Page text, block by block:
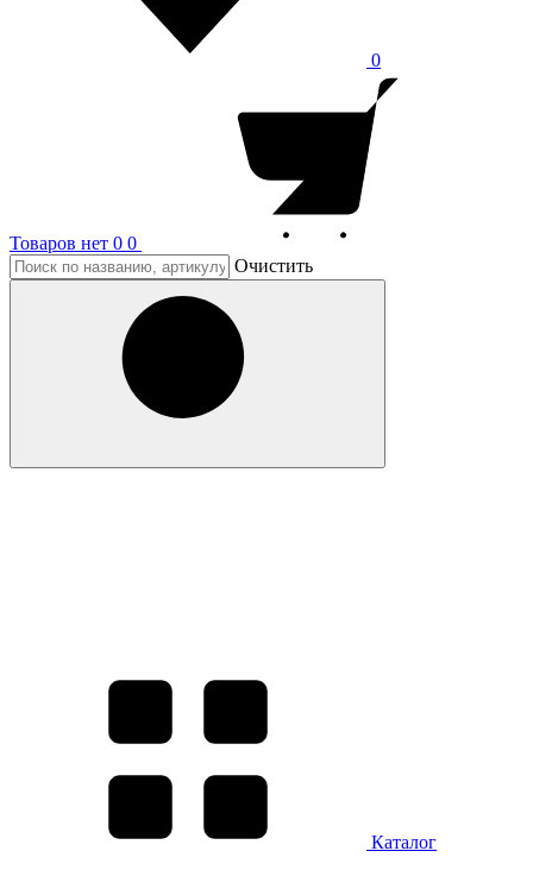
0
Товаров нет 0 0
Очистить
Каталог